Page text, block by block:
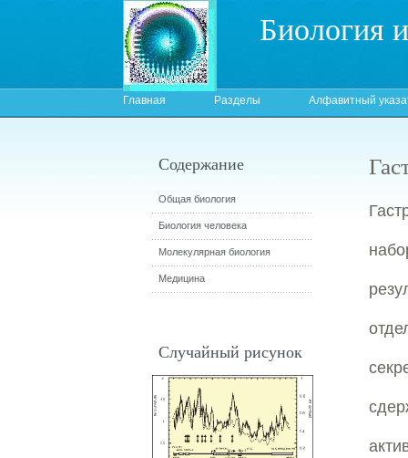
Биология
Главная Разделы Алфавитный
Содержание
Общая биология
Биология человека
Молекулярная биология
Медицина
Случайный рисунок